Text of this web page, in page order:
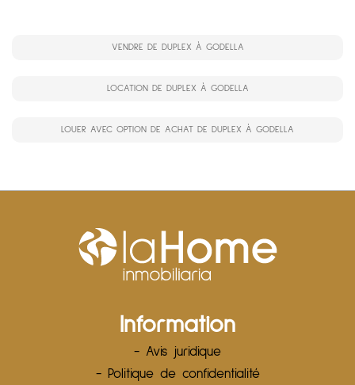
VENDRE DE DUPLEX À GODELLA
LOCATION DE DUPLEX À GODELLA
LOUER AVEC OPTION DE ACHAT DE DUPLEX À GODELLA
Information
- Avis juridique
- Politique de confidentialité